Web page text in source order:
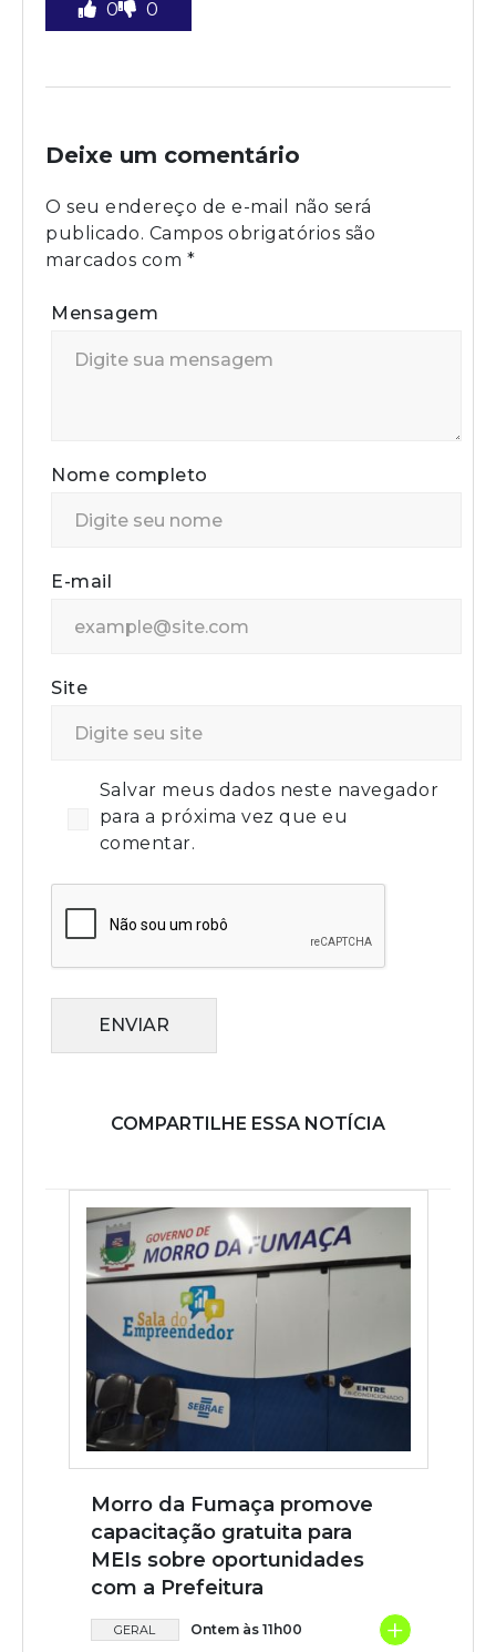
0 0
Deixe um comentário
O seu endereço de e-mail não será
publicado. Campos obrigatórios são
marcados com *
Mensagem
Nome completo
E-mail
Site
Salvar meus dados neste navegador
para a próxima vez que eu
comentar.
ENVIAR
COMPARTILHE ESSA NOTÍCIA
Morro da Fumaça promove
capacitação gratuita para
MEIs sobre oportunidades
com a Prefeitura
GERAL Ontem às 11h00 +